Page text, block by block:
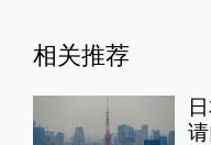
相关推荐